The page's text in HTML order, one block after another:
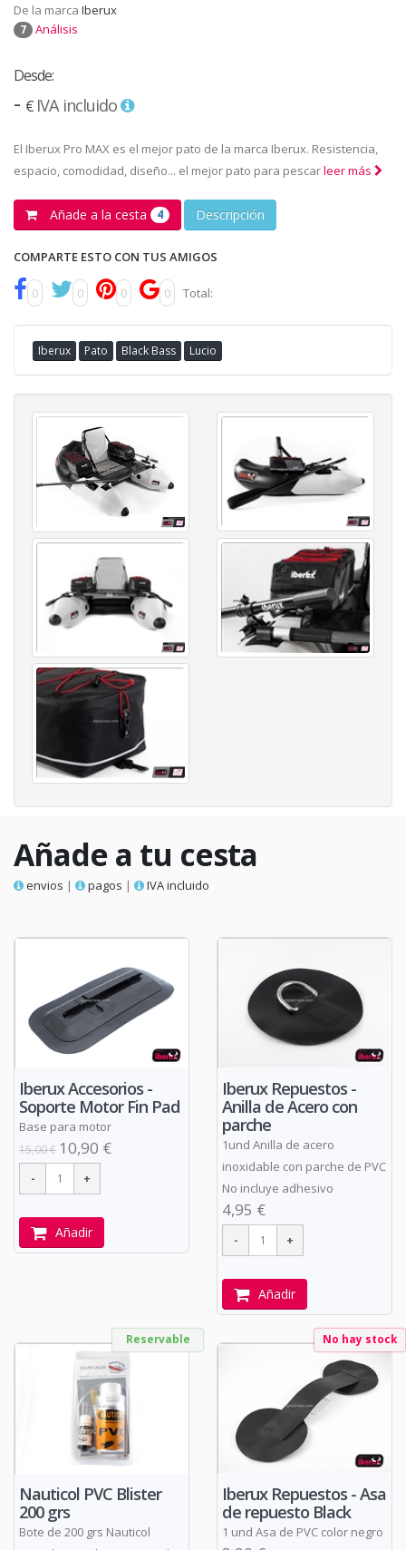
De la marca Iberux
7 Análisis
Desde:
- € IVA incluido
El Iberux Pro MAX es el mejor pato de la marca Iberux. Resistencia,
espacio, comodidad, diseño... el mejor pato para pescarleer más
Añade a la cesta 4 Descripción
COMPARTE ESTO CON TUS AMIGOS
0 0 0 0 Total:
Iberux Pato Black Bass Lucio
Añade a tu cesta
envios | pagos | IVA incluido
Iberux Accesorios -
Soporte Motor Fin Pad
Base para motor
15,00 € 10,90 €
Añadir
Iberux Repuestos -
Anilla de Acero con
parche
1und Anilla de acero
inoxidable con parche de PVC
No incluye adhesivo
4,95 €
Añadir
Reservable
Nauticol PVC Blister
200 grs
Bote de 200 grs Nauticol
No hay stock
Iberux Repuestos - Asa
de repuesto Black
1 und Asa de PVC color negro